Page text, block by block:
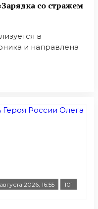
со стражем
в
и направлена
2026, 16:55 101